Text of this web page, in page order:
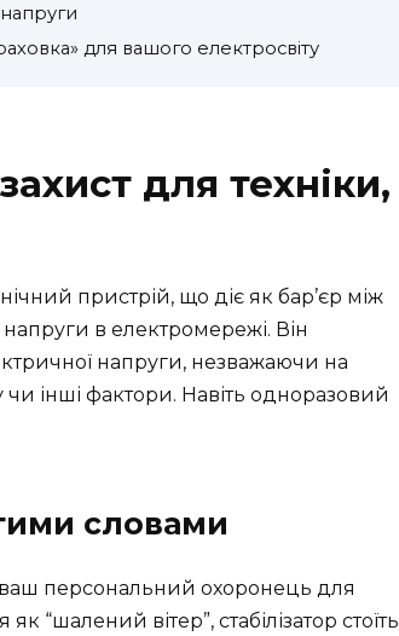
для вашого електросвіту
для техніки,
пристрій, що діє як бар’єр між
в електромережі. Він
напруги, незважаючи на
інші фактори. Навіть одноразовий
словами
ваш персональний охоронець для
“шалений вітер”, стабілізатор стоїть